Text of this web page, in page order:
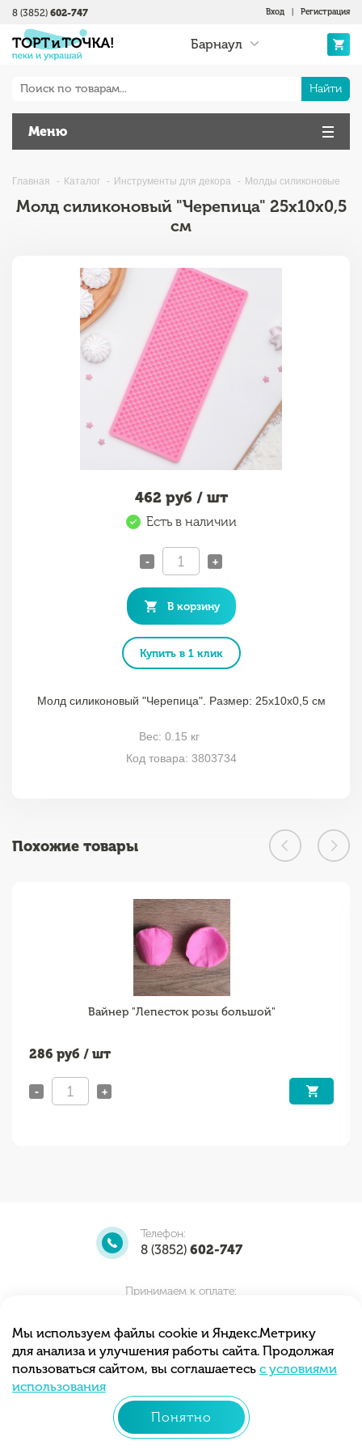
Вход Регистрация
Барнаул
8 (3852) 602-747
Найти
Меню
Главная Каталог Инструменты для декора Молды силиконовые
Молд силиконовый "Черепица" 25х10х0,5
см
462руб / шт
Есть в наличии
- +
В корзину
Купить в 1 клик
Молд силиконовый "Черепица". Размер: 25х10х0,5 см
Вес: 0.15 кг
Код товара: 3803734
Похожие товары
Вайнер "Лепесток розы большой"
286 руб / шт
- +
Телефон:
8 (3852) 602-747
© 2013 - 2026 «Тортиточка»
Разработка сайта –
Мы принимаем заказы круглосуточно.
Принимаем к оплате:
Мы используем файлы cookie и Яндекс.Метрику
для анализа и улучшения работы сайта. Продолжая
пользоваться сайтом, вы соглашаетесь с условиями
использования
Понятно